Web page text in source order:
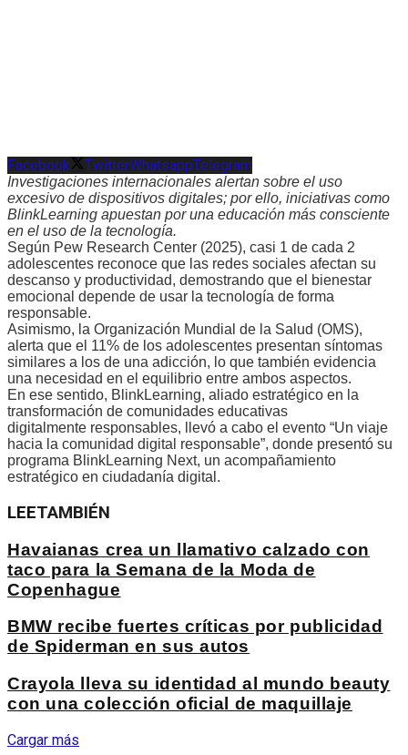
Facebook TwitterWhatsappTelegram
Investigaciones internacionales alertan sobre el uso
excesivo de dispositivos digitales; por ello, iniciativas como
BlinkLearning apuestan por una educación más consciente
en el uso de la tecnología.
Según Pew Research Center (2025), casi 1 de cada 2
adolescentes reconoce que las redes sociales afectan su
descanso y productividad, demostrando que el bienestar
emocional depende de usar la tecnología de forma
responsable.
Asimismo, la Organización Mundial de la Salud (OMS),
alerta que el 11% de los adolescentes presentan síntomas
similares a los de una adicción, lo que también evidencia
una necesidad en el equilibrio entre ambos aspectos.
En ese sentido, BlinkLearning, aliado estratégico en la
transformación de comunidades educativas
digitalmente responsables, llevó a cabo el evento “Un viaje
hacia la comunidad digital responsable”, donde presentó su
programa BlinkLearning Next, un acompañamiento
estratégico en ciudadanía digital.
LEETAMBIÉN
Havaianas crea un llamativo calzado con
taco para la Semana de la Moda de
Copenhague
BMW recibe fuertes críticas por publicidad
de Spiderman en sus autos
Crayola lleva su identidad al mundo beauty
con una colección oficial de maquillaje
Cargar más